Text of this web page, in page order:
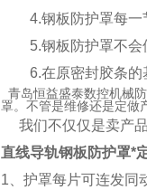
4.钢板防护罩每一节
5.钢板防护罩不会使
6.在原密封胶条的基
青岛恒益盛泰数控机械
罩。不管是维修还是定做
我们不仅仅是卖产品
直线导轨钢板防护罩*
1、护罩每片可连发同